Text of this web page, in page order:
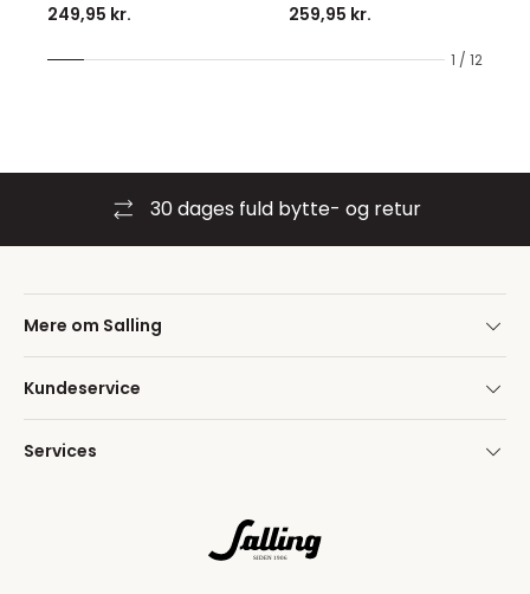
1 / 12
249,95 kr.
259,95 kr.
30 dages fuld bytte- og retur
Mere om Salling
Kundeservice
Services